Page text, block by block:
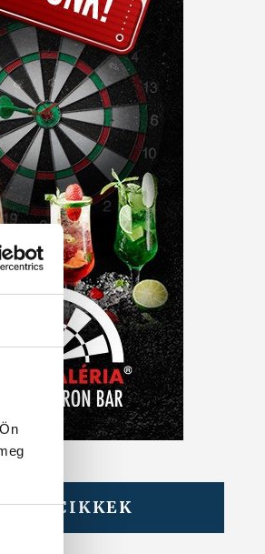
CIKKEK